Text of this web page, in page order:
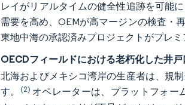
レイがリアルタイムの健全性追跡を可能
需要を高め、OEMが高マージンの検査・
東地中海の承認済みプロジェクトがプレ
OECDフィールドにおける老朽化した井
北海およびメキシコ湾岸の生産者は、規
す。
(2) オペレーターは、プラットフォー